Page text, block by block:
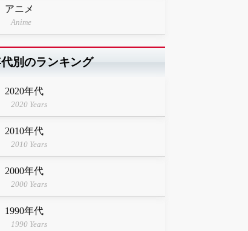
アニメ
Anime
別のランキング
2020年代
2020 Years
2010年代
2010 Years
2000年代
2000 Years
1990年代
1990 Years